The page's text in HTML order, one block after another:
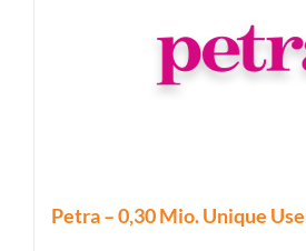
Petra – 0,30 Mio. Unique